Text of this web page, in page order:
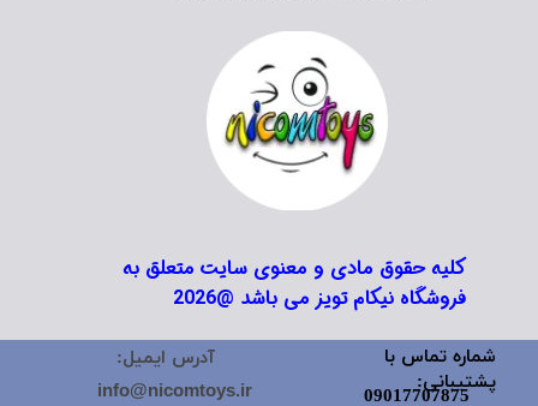
فروشگاه نیکام تویز می باشد @2026
شماره تماس با
پشتیبانی:
09017707875
آدرس ایمیل:
info@nicomtoys.ir